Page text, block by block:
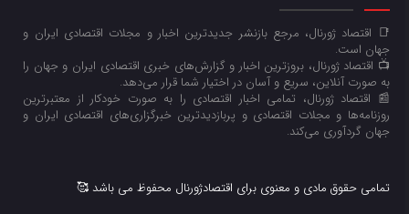
📑 اقتصاد ژورنال، مرجع بازنشر جدیدترین اخبار و مجلات اقتصادی ایران و
جهان است.
📺 اقتصاد ژورنال، بروزترین اخبار و گزارش‌های خبری اقتصادی ایران و جهان را
به صورت آنلاین، سریع و آسان در اختیار شما قرار می‌‌دهد.
📰 اقتصاد ژورنال، تمامی اخبار اقتصادی را به صورت خودکار از معتبرترین
روزنامه‌ها و مجلات اقتصادی و پربازدیدترین خبرگزاری‌های اقتصادی ایران و
جهان گردآوری می‌کند.
تمامی حقوق مادی و معنوی برای اقتصادژورنال محفوظ می باشد 🥰